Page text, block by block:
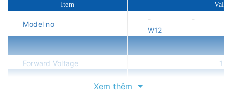
Item
Model no
- -
W12
Forward Voltage 12
Xem thêm